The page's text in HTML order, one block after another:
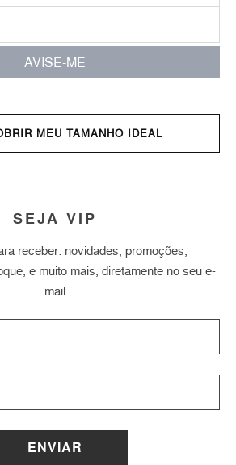
AVISE-ME
MEU TAMANHO IDEAL
SEJA VIP
receber: novidades, promoções,
e muito mais, diretamente no seu e-
mail
ENVIAR